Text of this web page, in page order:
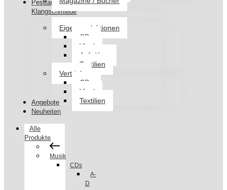
Pesttanz
Klangschmiede
Eigenproduktionen
CDs
Vinyl
Aufnäher
Textilien
Vertrieb
CDs
Vinyl
Textilien
Angebote
Neuheiten
Alle
Produkte
Musik
CDs
A-
D